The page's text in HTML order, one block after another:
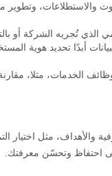
والاستطلاعات،
تُجريه الشركة أو
أبدًا تحديد هوية
الخدمات، مثلا،
مثل اختيار
احتفاظ وتحسّن معرفتك.